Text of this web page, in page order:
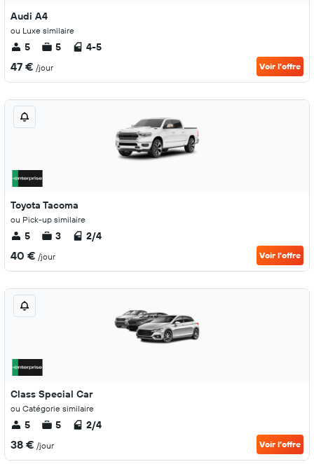
Audi A4
ou Luxe similaire
5 5 4-5
47 € /jour Voir l’offre
Toyota Tacoma
ou Pick-up similaire
5 3 2/4
40 € /jour Voir l’offre
Class Special Car
ou Catégorie similaire
5 5 2/4
38 € /jour Voir l’offre